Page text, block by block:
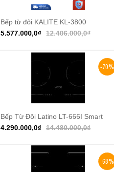
Thêm vào giỏ hàng
Bếp từ đôi KALITE KL-3800
12.406.000,0₫
5.577.000,0₫
-70%
Thêm vào giỏ hàng
Bếp Từ Đôi Latino LT-666I Smart
14.480.000,0₫
4.290.000,0₫
-68%